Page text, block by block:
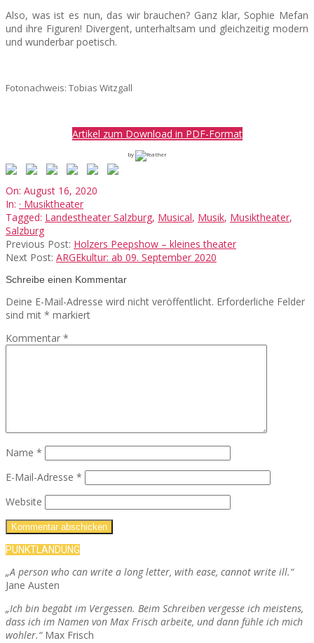
Also, was ist es nun, das wir brauchen? Ganz klar, Sophie Mefan
und ihre Figuren! Divergent, unterhaltsam und gleichzeitig modern
und wunderbar poetisch.
Fotonachweis: Tobias Witzgall
Artikel zum Download in PDF-Format
by
2020-
08-
16
On: August 16, 2020
In: · Musiktheater
Tagged: Landestheater Salzburg, Musical, Musik, Musiktheater,
Salzburg
Previous Post: Holzers Peepshow – kleines theater
Next Post: ARGEkultur: ab 09. September 2020
Schreibe einen Kommentar
Deine E-Mail-Adresse wird nicht veröffentlicht. Erforderliche Felder
sind mit * markiert
Kommentar *
Name *
E-Mail-Adresse *
Website
PUNKTLANDUNG
„A person who can write a long letter, with ease, cannot write ill.“
Jane Austen
„Ich bin begabt im Vergessen. Beim Schreiben vergesse ich meistens,
dass ich im Namen von Max Frisch arbeite, und dann fühle ich mich
wohler.“Max Frisch